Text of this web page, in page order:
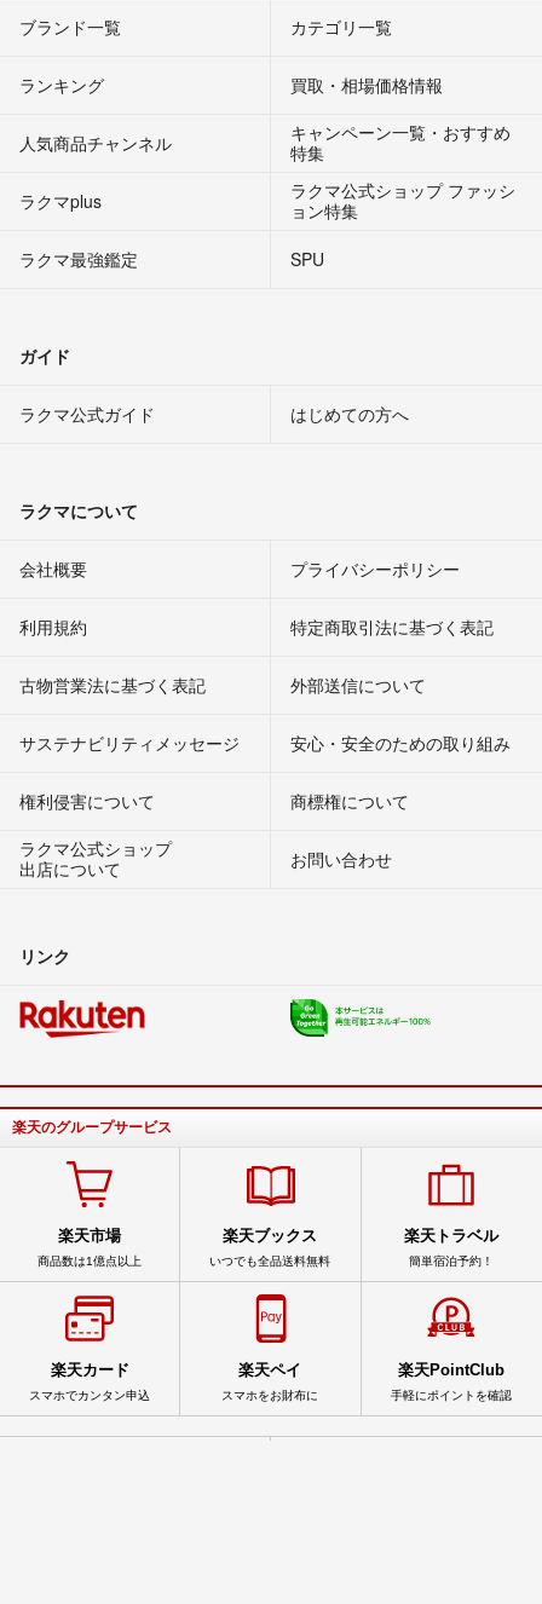
ブランド一覧 カテゴリ一覧
ランキング 買取・相場価格情報
人気商品チャンネル
キャンペーン一覧・おすすめ
特集
ラクマplus
ラクマ公式ショップ ファッシ
ョン特集
ラクマ最強鑑定
SPU
ガイド
ラクマ公式ガイド はじめての方へ
ラクマについて
会社概要 プライバシーポリシー
利用規約 特定商取引法に基づく表記
古物営業法に基づく表記 外部送信について
サステナビリティメッセージ 安心・安全のための取り組み
権利侵害について
商標権について
ラクマ公式ショップ
出店について
お問い合わせ
リンク
楽天のグループサービス
楽天市場
商品数は1億点以上
楽天ブックス
いつでも全品送料無料
楽天トラベル
簡単宿泊予約！
楽天カード
スマホでカンタン申込
楽天ペイ
スマホをお財布に
楽天PointClub
手軽にポイントを確認